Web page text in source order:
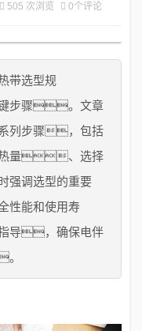
505 次浏览 0个评论
带选型规
步骤。文章
列步骤，包括
量、选择
强调选型的重要
能和使用寿
导，确保电伴
。